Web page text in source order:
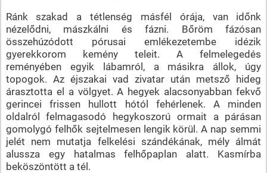
Ránk szakad a tétlenség másfél órája, van időnk
nézelődni, mászkálni és fázni. Bőröm fázósan
összehúzódott pórusai emlékezetembe idézik
gyerekkorom kemény teleit. A felmelegedés
reményében egyik lábamról, a másikra állok, úgy
topogok. Az éjszakai vad zivatar után metsző hideg
árasztotta el a völgyet. A hegyek alacsonyabban fekvő
gerincei frissen hullott hótól fehérlenek. A minden
oldalról felmagasodó hegykoszorú ormait a párásan
gomolygó felhők sejtelmesen lengik körül. A nap semmi
jelét nem mutatja felkelési szándékának, mély álmát
alussza egy hatalmas felhőpaplan alatt. Kasmírba
beköszöntött a tél.